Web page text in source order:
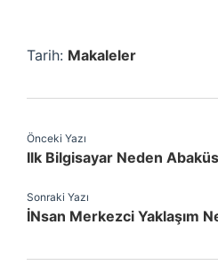
Tarih: Makaleler
Önceki Yazı
Ilk Bilgisayar Neden Abaküs
Sonraki Yazı
İNsan Merkezci Yaklaşım